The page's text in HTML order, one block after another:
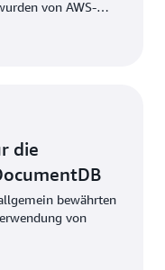
von AWS-
die
bewährten
von